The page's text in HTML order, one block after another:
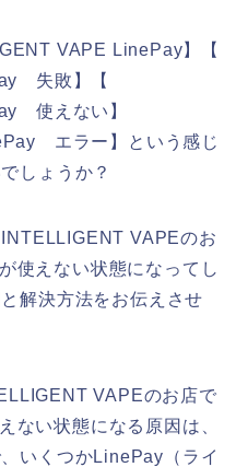
VAPE LinePay】【
失敗】【
使えない】
エラー】という感じ
しょうか？
VAPEのお
使えない状態になってし
解決方法をお伝えさせ
VAPEのお店で
ない状態になる原因は、
いくつかLinePay（ライ